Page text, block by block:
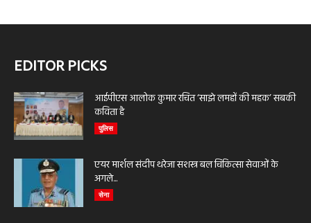
EDITOR PICKS
आईपीएस आलोक कुमार रचित ‘साझे लमहों की महक’ सबकी
कविता है
पुलिस
एयर मार्शल संदीप थरेजा सशस्त्र बल चिकित्सा सेवाओं के
अगले...
सेना